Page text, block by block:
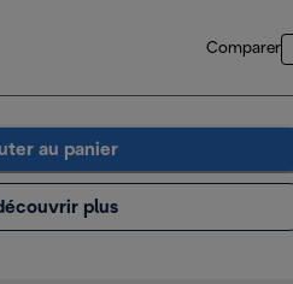
Comparer
au panier
plus